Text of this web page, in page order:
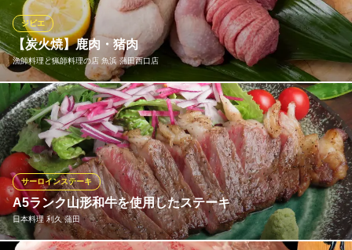
す。
蕎麦前 新サカバカジロ
蕎麦前と日本酒の酒場
ＪＲ京浜東北線蒲田駅 徒歩3分
東京都大田区西蒲田7-63-6 中川ビル1F
【炭火焼】鹿肉・猪肉
漁師料理と猟師料理の店 魚浜 蒲田西口店
ジビエ
炭火焼きした鹿肉・猪肉を食べられる【猟師料理】が楽しめるお
店です
漁師料理と猟師料理の店 魚浜 蒲田西口店
灯台もとくらしな隠れ家
ＪＲ京浜東北線蒲田駅西口 徒歩1分
東京都大田区西蒲田7-47-4 第2林ビル6F
A5ランク山形和牛を使用したステーキ
日本料理 利久 蒲田
サーロインステーキ